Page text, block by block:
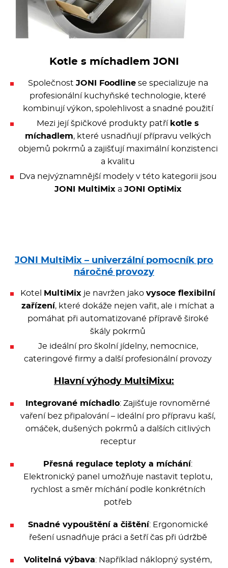
Prostředky-Změkčovače
Kávovary
Řeznické stroje
Myčky
Transport, výdej a regen.
Multifunkce - speciály
Vařiče a výrobníky těstovin
Nástroje
Vodní lázně
Nerez
Ostatní
BAZAR
Kotle s míchadlem JONI
Společnost JONI Foodlinese specializuje na
profesionální kuchyňské technologie, které
kombinují výkon, spolehlivost a snadné použití
Mezi její špičkové produkty patří kotle s
míchadlem, které usnadňují přípravu velkých
objemů pokrmů a zajišťují maximální konzistenci
a kvalitu
Dva nejvýznamnější modely v této kategorii jsou
JONI MultiMixa JONI OptiMix
JONI MultiMix – univerzální pomocník pro
náročné provozy
Kotel MultiMix je navržen jako vysoce flexibilní
zařízení, které dokáže nejen vařit, ale i míchat a
pomáhat při automatizované přípravě široké
škály pokrmů
Je ideální pro školní jídelny, nemocnice,
cateringové firmy a další profesionální provozy
Hlavní výhody MultiMixu:
Integrované míchadlo: Zajišťuje rovnoměrné
vaření bez připalování – ideální pro přípravu kaší,
omáček, dušených pokrmů a dalších citlivých
receptur
Přesná regulace teploty a míchání:
Elektronický panel umožňuje nastavit teplotu,
rychlost a směr míchání podle konkrétních
potřeb
Snadné vypouštění a čištění: Ergonomické
řešení usnadňuje práci a šetří čas při údržbě
Volitelná výbava: Například náklopný systém,